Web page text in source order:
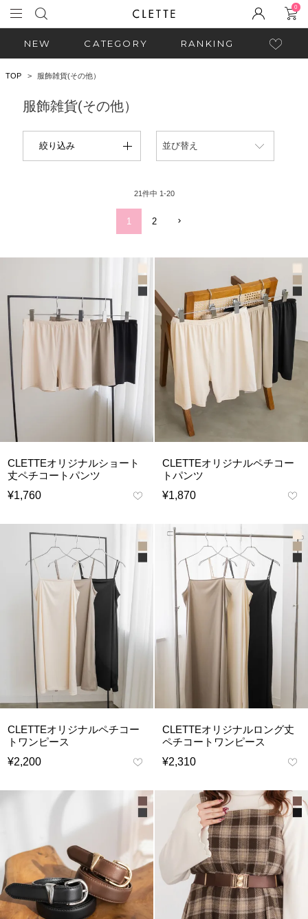
0
NEW CATEGORY RANKING
TOP 服飾雑貨(その他）
服飾雑貨(その他）
絞り込み 並び替え
21件中 1-20
1 2
CLETTEオリジナルショート
丈ペチコートパンツ
¥1,760
CLETTEオリジナルペチコー
トパンツ
¥1,870
CLETTEオリジナルペチコー
トワンピース
¥2,200
CLETTEオリジナルロング丈
ペチコートワンピース
¥2,310